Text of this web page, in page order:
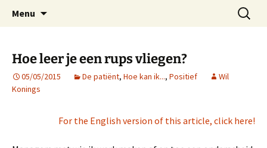
ProBeter
Voor excellente professionals
Menu
Zoeken
naar:
Hoe leer je een rups vliegen?
05/05/2015 De patiënt, Hoe kan ik..., Positief
Wil
Konings
For the English version of this article, click here!